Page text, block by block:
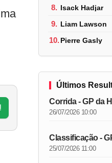
8. Isack Hadjar
9. Liam Lawson
10.Pierre Gasly
Últimos
Corrida - GP da
26/07/2026 10:00
Classificação -
25/07/2026 11:00